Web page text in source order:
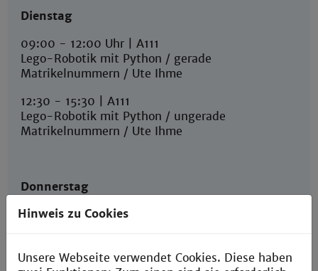
Dienstag
09:00 - 12:00 Uhr | A111
Lego-Robotik mit Python / gerade
Matrikelnummern / Ute Ihme
12:30 - 15:30 | A111
Lego-Robotik mit Python / ungerade
Matrikelnummern / Ute Ihme
Donnerstag
09:00 - 15:20 Uhr | A008
Hinweis zu Cookies
Unsere Webseite verwendet Cookies. Diese haben